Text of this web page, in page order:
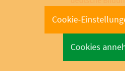
Cookie-
Cookies